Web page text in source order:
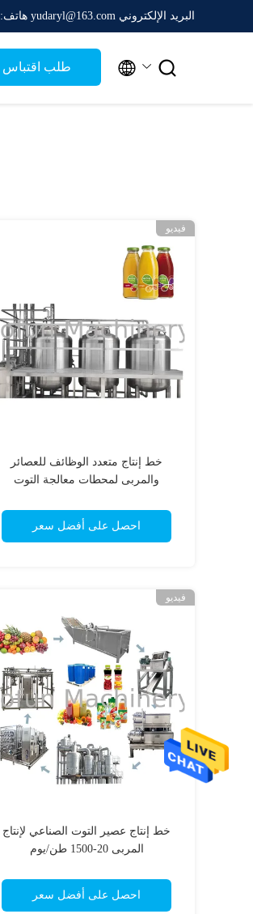
البريد الإلكتروني yudaryl@163.com هاتف: 86-021-59532925
طلب اقتباس  
فيديو
خط إنتاج متعدد الوظائف للعصائر
والمربى لمحطات معالجة التوت
احصل على أفضل سعر
فيديو
خط إنتاج عصير التوت الصناعي لإنتاج
المربى 20-1500 طن/يوم
احصل على أفضل سعر